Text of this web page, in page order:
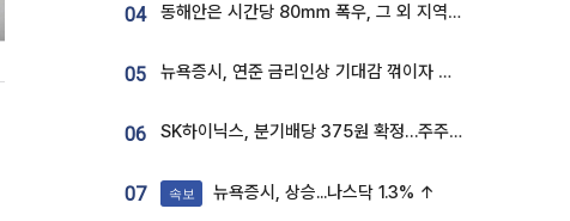
04 동해안은 시간당 80㎜ 폭우, 그 외 지역은 폭염…‘극과 극 날씨’
05 뉴욕증시, 연준 금리인상 기대감 꺾이자 상승...S&P500 사상 최고치 [종합]
06 SK하이닉스, 분기배당 375원 확정…주주환원책 9월로 앞당겨 발표
07 속보 뉴욕증시, 상승...나스닥 1.3% ↑